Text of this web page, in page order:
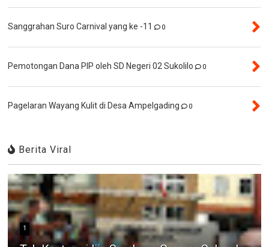
Sanggrahan Suro Carnival yang ke -11 0
Pemotongan Dana PIP oleh SD Negeri 02 Sukolilo 0
Pagelaran Wayang Kulit di Desa Ampelgading 0
Berita Viral
1